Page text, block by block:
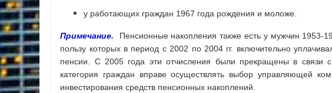
у работающих граждан 1967 года рождения и моложе.
Примечание.
Пенсионные накопления также есть у мужчин
пользу которых в период с 2002 по 2004 гг. включительно
пенсии. С 2005 года эти отчисления были прекращены в связи
категория граждан вправе осуществлять выбор управляющей
инвестирования средств пенсионных накоплений.